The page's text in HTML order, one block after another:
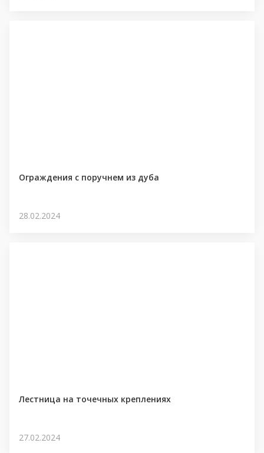
Ограждения с поручнем из дуба
28.02.2024
Лестница на точечных креплениях
27.02.2024